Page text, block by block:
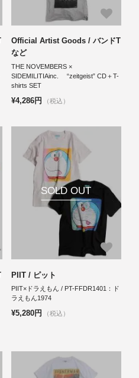
Official Artist Goods / バンドT
など
THE NOVEMBERS ×
SIDEMILITIAinc. “zeitgeist” CD＋T-
shirts SET
¥4,286円 （税込）
SOLD OUT
PIIT / ピット
PIIT×ドラえもん / PT-FFDR1401：ド
ラえもん1974
¥5,280円 （税込）